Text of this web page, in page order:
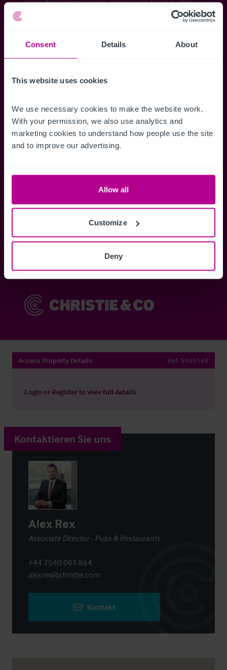
Consent Details About
This website uses cookies
We use necessary cookies to make the website work.
With your permission, we also use analytics and
marketing cookies to understand how people use the site
and to improve our advertising.
Allow all
Customize
Deny
Benachrichtigungen für neuen Objekten zu
erhalten.
Zugriff auf alle
Informationen
Erhalten Sie Zugriff auf alle
Mitglieder.
Speichern
und einfach
Anmelden
Sie haben bereits ein Konto? Jetzt anmelden
Access Property Details Ref: 5469168
Login or Registerto view full details
Kontaktieren Sie uns
Alex Rex
Associate Director - Pubs & Restaurants
+44 7540 061 864
alex.rex@christie.com
Kontakt